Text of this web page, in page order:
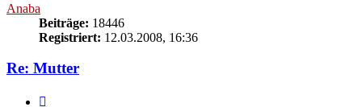
Anaba
Beiträge: 18446
Registriert: 12.03.2008, 16:36
Re: Mutter